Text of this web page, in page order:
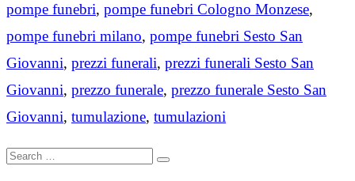
pompe funebri, pompe funebri Cologno Monzese,
pompe funebri milano, pompe funebri Sesto San
Giovanni, prezzi funerali, prezzi funerali Sesto San
Giovanni, prezzo funerale, prezzo funerale Sesto San
Giovanni, tumulazione, tumulazioni
Search
Search